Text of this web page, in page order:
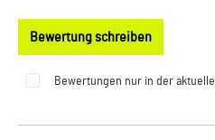
Bewertung schreiben
Bewertungen nur in der